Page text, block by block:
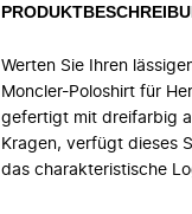
Werten Sie Ihren
Moncler-Poloshirt für
gefertigt mit dreifarbig
Kragen, verfügt dieses
das charakteristische